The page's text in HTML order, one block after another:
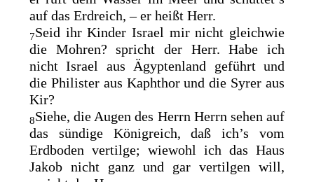
auf das Erdreich, – er heißt Herr.
7Seid ihr Kinder Israel mir nicht gleichwie
die Mohren? spricht der Herr. Habe ich
nicht Israel aus Ägyptenland geführt und
die Philister aus Kaphthor und die Syrer aus
Kir?
8Siehe, die Augen des Herrn Herrn sehen auf
das sündige Königreich, daß ich’s vom
Erdboden vertilge; wiewohl ich das Haus
Jakob nicht ganz und gar vertilgen will,